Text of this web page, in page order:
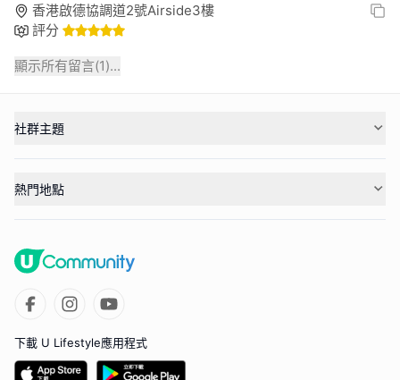
香港啟德協調道2號Airside3樓
評分
顯示所有留言(1)...
社群主題
熱門地點
下載 U Lifestyle應用程式